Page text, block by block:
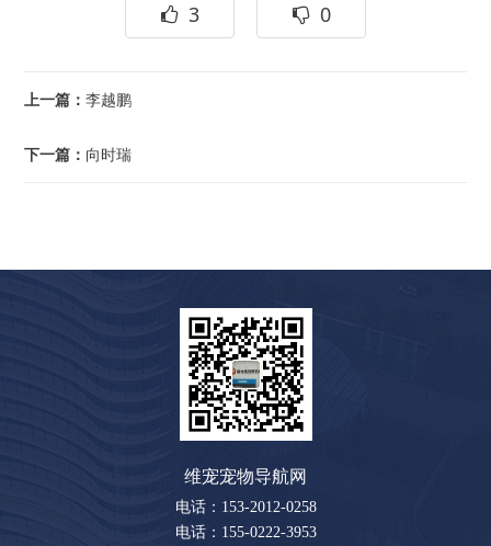
3 0
上一篇：李越鹏
下一篇： 向时瑞
维宠宠物导航网
电话：153-2012-0258
电话：155-0222-3953